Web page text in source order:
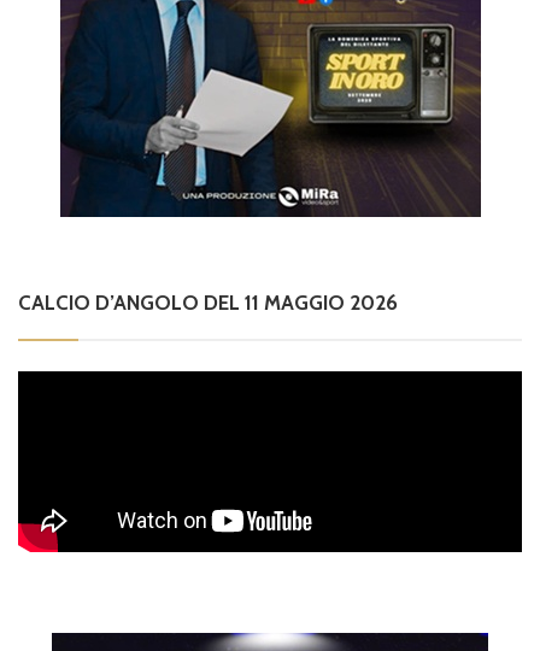
CALCIO D’ANGOLO DEL 11 MAGGIO 2026